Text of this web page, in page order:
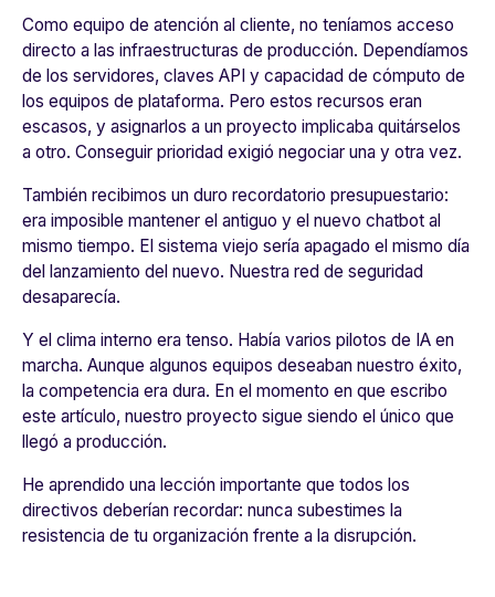
Como equipo de atención al cliente, no teníamos acceso
directo a las infraestructuras de producción. Dependíamos
de los servidores, claves API y capacidad de cómputo de
los equipos de plataforma. Pero estos recursos eran
escasos, y asignarlos a un proyecto implicaba quitárselos
a otro. Conseguir prioridad exigió negociar una y otra vez.
También recibimos un duro recordatorio presupuestario:
era imposible mantener el antiguo y el nuevo chatbot al
mismo tiempo. El sistema viejo sería apagado el mismo día
del lanzamiento del nuevo. Nuestra red de seguridad
desaparecía.
Y el clima interno era tenso. Había varios pilotos de IA en
marcha. Aunque algunos equipos deseaban nuestro éxito,
la competencia era dura. En el momento en que escribo
este artículo, nuestro proyecto sigue siendo el único que
llegó a producción.
He aprendido una lección importante que todos los
directivos deberían recordar: nunca subestimes la
resistencia de tu organización frente a la disrupción.